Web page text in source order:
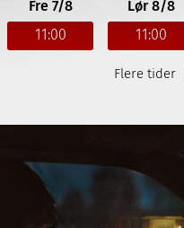
Fre 7/8
11:00
Lør 8/8
11:00